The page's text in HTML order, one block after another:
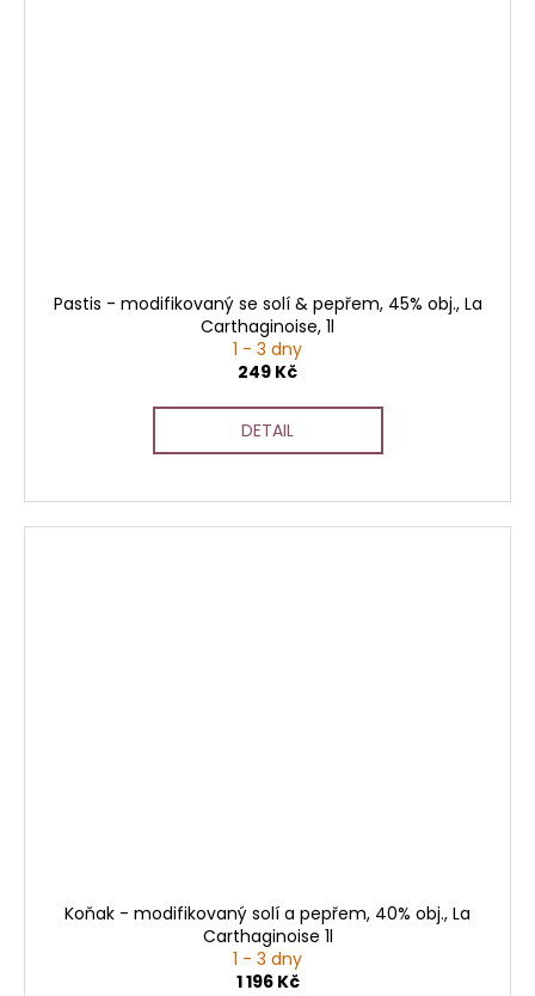
Pastis - modifikovaný se solí & pepřem, 45% obj., La
Carthaginoise, 1l
1 - 3 dny
249 Kč
DETAIL
Koňak - modifikovaný solí a pepřem, 40% obj., La
Carthaginoise 1l
1 - 3 dny
1 196 Kč